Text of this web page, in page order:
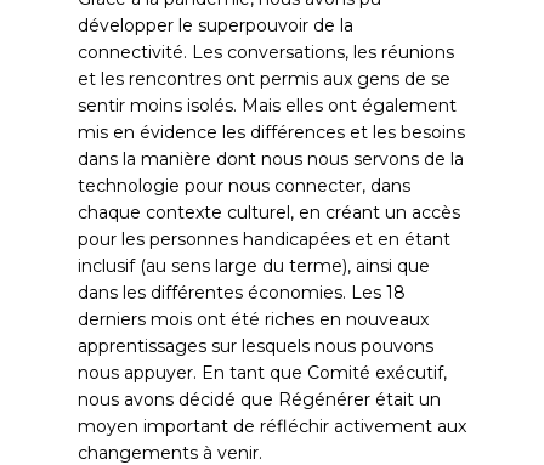
développer le superpouvoir de la
connectivité. Les conversations, les réunions
et les rencontres ont permis aux gens de se
sentir moins isolés. Mais elles ont également
mis en évidence les différences et les besoins
dans la manière dont nous nous servons de la
technologie pour nous connecter, dans
chaque contexte culturel, en créant un accès
pour les personnes handicapées et en étant
inclusif (au sens large du terme), ainsi que
dans les différentes économies. Les 18
derniers mois ont été riches en nouveaux
apprentissages sur lesquels nous pouvons
nous appuyer. En tant que Comité exécutif,
nous avons décidé que Régénérer était un
moyen important de réfléchir activement aux
changements à venir.